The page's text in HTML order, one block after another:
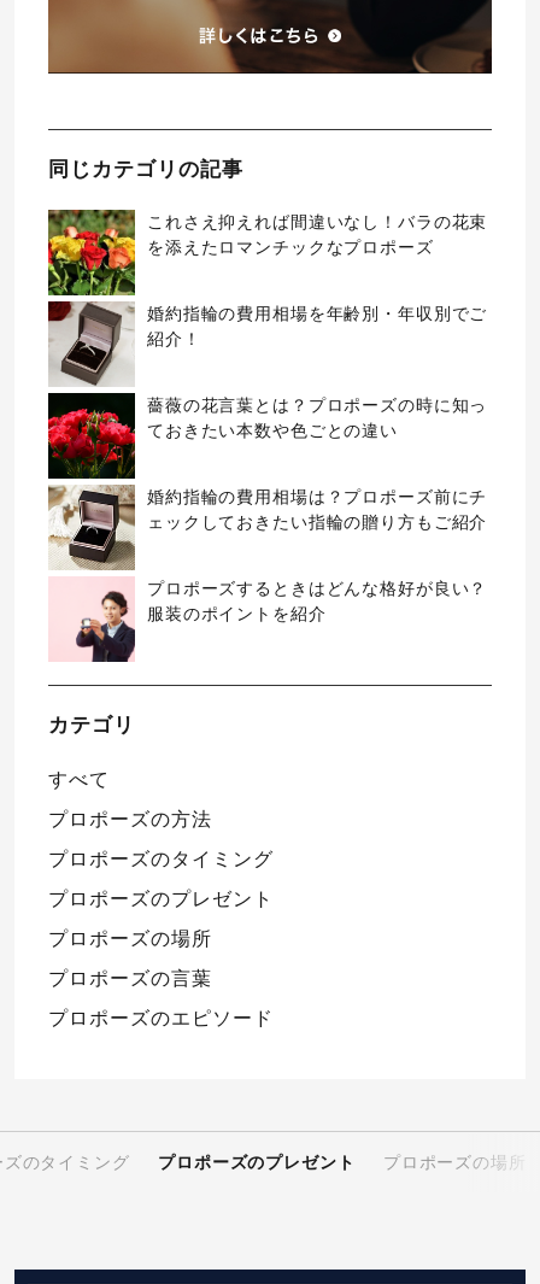
同じカテゴリの記事
これさえ抑えれば間違いなし！バラの花束
を添えたロマンチックなプロポーズ
婚約指輪の費用相場を年齢別・年収別でご
紹介！
薔薇の花言葉とは？プロポーズの時に知っ
ておきたい本数や色ごとの違い
婚約指輪の費用相場は？プロポーズ前にチ
ェックしておきたい指輪の贈り方もご紹介
プロポーズするときはどんな格好が良い？
服装のポイントを紹介
カテゴリ
すべて
プロポーズの方法
プロポーズのタイミング
プロポーズのプレゼント
プロポーズの場所
プロポーズの言葉
プロポーズのエピソード
のタイミング プロポーズのプレゼント プロポーズの場所